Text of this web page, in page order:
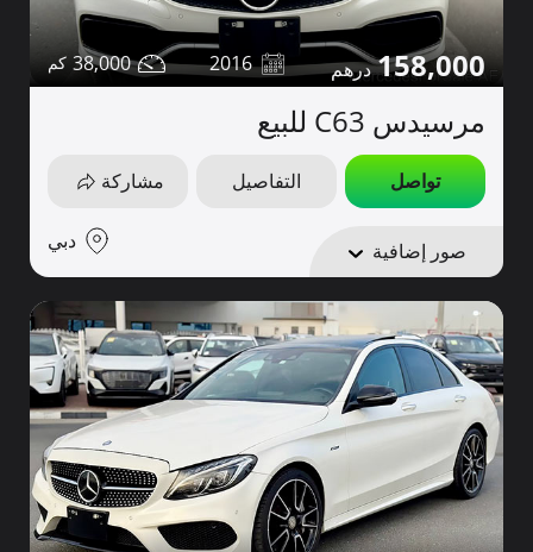
158,000
2016
38,000
مرسيدس C63 للبيع
تواصل التفاصيل مشاركة
صور إضافية دبي